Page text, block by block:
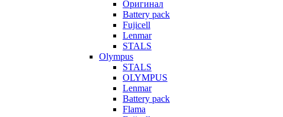
Оригинал
Battery pack
Fujicell
Lenmar
STALS
Olympus
STALS
OLYMPUS
Lenmar
Battery pack
Flama